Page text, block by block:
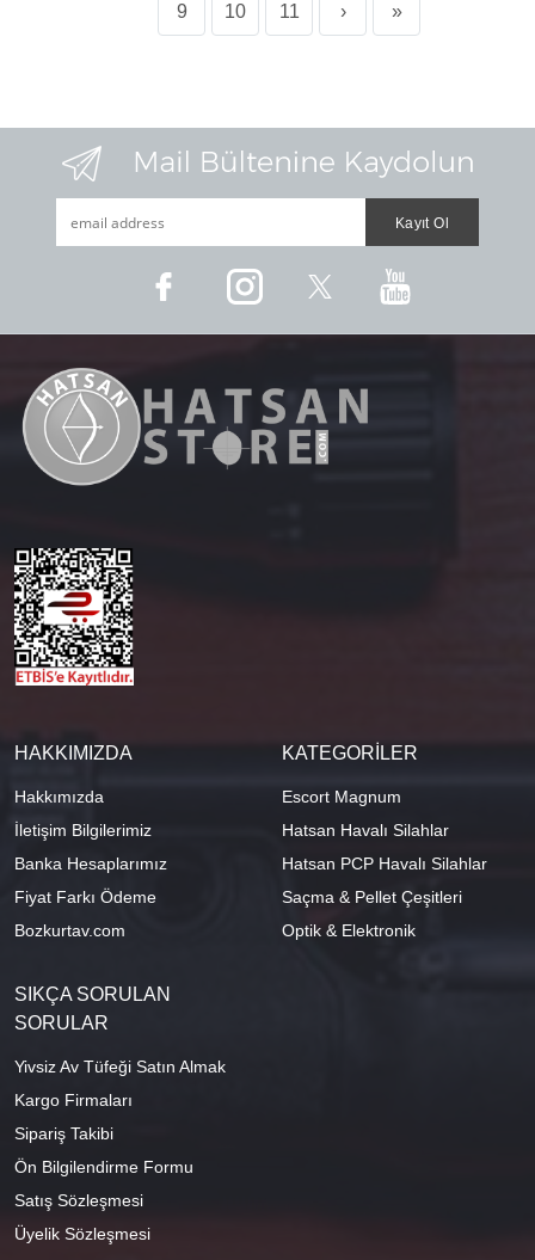
9 10 11 › »
HAKKIMIZDA
Hakkımızda
İletişim Bilgilerimiz
Banka Hesaplarımız
Fiyat Farkı Ödeme
Bozkurtav.com
KATEGORİLER
Escort Magnum
Hatsan Havalı Silahlar
Hatsan PCP Havalı Silahlar
Saçma & Pellet Çeşitleri
Optik & Elektronik
SIKÇA SORULAN
SORULAR
Yivsiz Av Tüfeği Satın Almak
Kargo Firmaları
Sipariş Takibi
Ön Bilgilendirme Formu
Satış Sözleşmesi
Üyelik Sözleşmesi